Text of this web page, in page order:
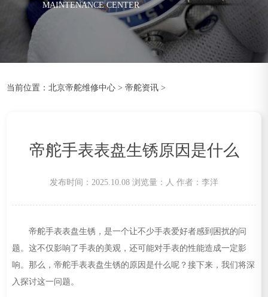
MAINTENANCE CENTER
当前位置：北京帝舵维修中心 >帝舵资讯 >
帝舵手表表盘生锈原因是什么
发布时间：2025.10.08 浏览量： 人 作者：李洋
帝舵手表表盘生锈，是一个让不少手表爱好者感到困扰的问
题。这不仅影响了手表的美观，还可能对手表的性能造成一定影
响。那么，帝舵手表表盘生锈的原因是什么呢？接下来，我们将深
入探讨这一问题。